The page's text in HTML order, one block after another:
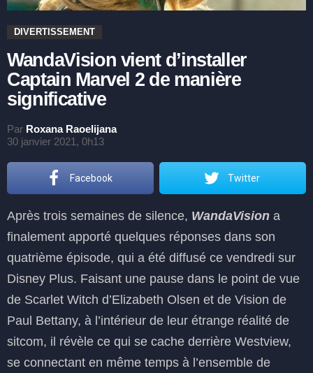
DIVERTISSEMENT
WandaVision vient d’installer
Captain Marvel 2 de manière
significative
Par Roxana Raoelijana
30 janvier 2021, 0h13
Facebook Twitter
Après trois semaines de silence, WandaVision a
finalement apporté quelques réponses dans son
quatrième épisode, qui a été diffusé ce vendredi sur
Disney Plus. Faisant une pause dans le point de vue
de Scarlet Witch d’Elizabeth Olsen et de Vision de
Paul Bettany, à l’intérieur de leur étrange réalité de
sitcom, il révèle ce qui se cache derrière Westview,
se connectant en même temps à l’ensemble de